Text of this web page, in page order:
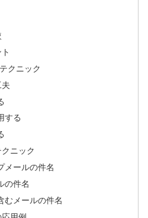
クニック
する
ニック
メールの件名
の件名
むメールの件名